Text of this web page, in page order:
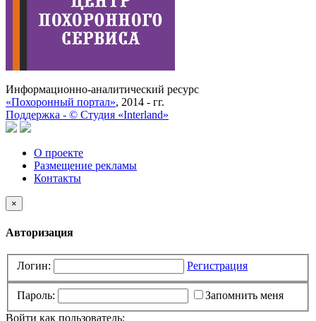
Информационно-аналитический ресурс
«Похоронный портал», 2014 - гг.
Поддержка - © Cтудия «Interland»
О проекте
Размещение рекламы
Контакты
×
Авторизация
Логин: Регистрация
Пароль:
Запомнить меня
Войти как пользователь: